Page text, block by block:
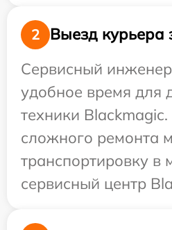
2
Выезд курьера
Сервисный
удобное время для
техники
сложного ремонта
транспортировку в
сервисный центр